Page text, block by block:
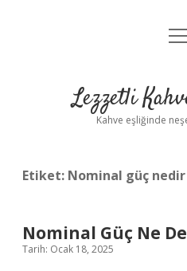
Yasal
Lezzetli
Kahve eşliğinde
Etiket: Nominal güç nedir
Nominal Güç Ne
Tarih: Ocak 18, 2025